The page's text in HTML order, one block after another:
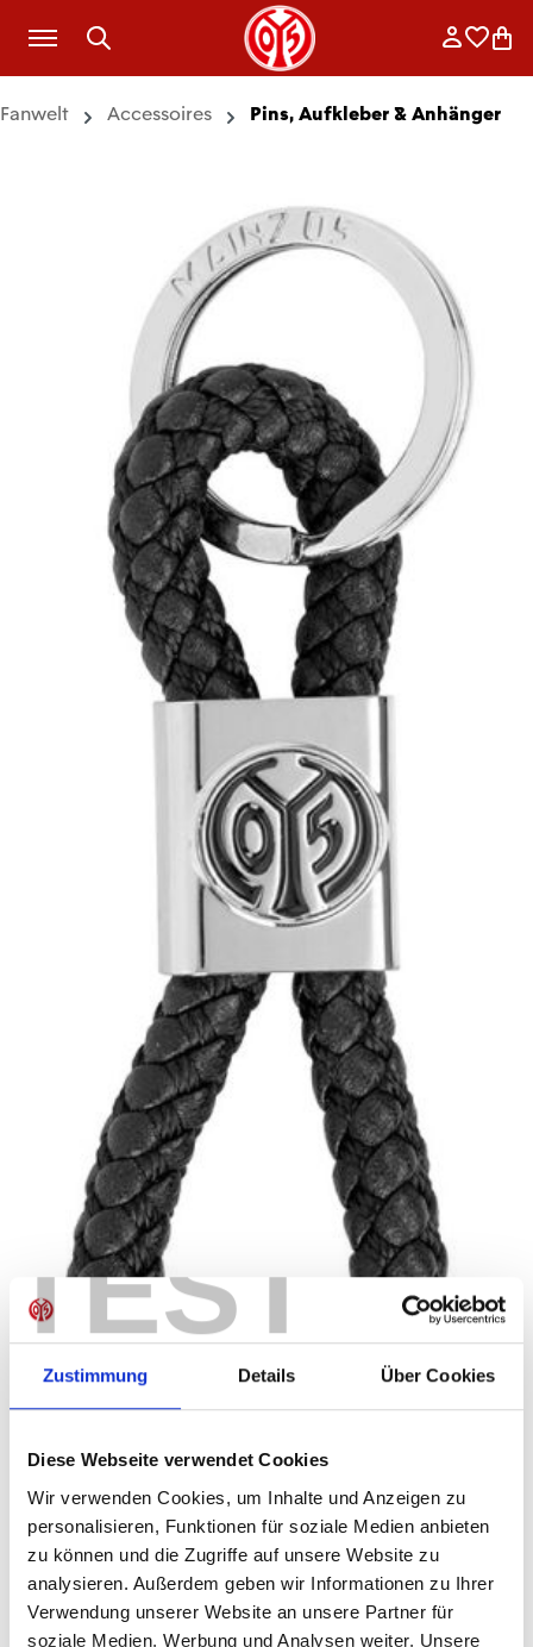
TEST
Zustimmung Details Über Cookies
Diese Webseite verwendet Cookies
Wir verwenden Cookies, um Inhalte und Anzeigen zu
personalisieren, Funktionen für soziale Medien anbieten
zu können und die Zugriffe auf unsere Website zu
analysieren. Außerdem geben wir Informationen zu Ihrer
Verwendung unserer Website an unsere Partner für
soziale Medien, Werbung und Analysen weiter. Unsere
Zum Hauptinhalt springen
Fanwelt Accessoires Pins, Aufkleber & Anhänger
Schlüsselanhänger Schlaufe